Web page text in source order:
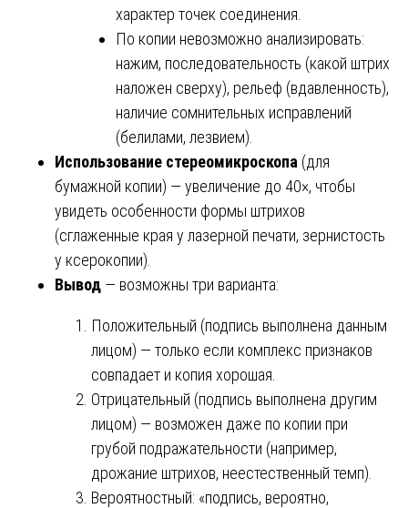
характер точек соединения.
По копии невозможно анализировать:
нажим, последовательность (какой штрих
наложен сверху), рельеф (вдавленность),
наличие сомнительных исправлений
(белилами, лезвием).
Использование стереомикроскопа (для
бумажной копии) — увеличение до 40×, чтобы
увидеть особенности формы штрихов
(сглаженные края у лазерной печати, зернистость
у ксерокопии).
Вывод — возможны три варианта:
Положительный (подпись выполнена данным
лицом) — только если комплекс признаков
совпадает и копия хорошая.
Отрицательный (подпись выполнена другим
лицом) — возможен даже по копии при
грубой подражательности (например,
дрожание штрихов, неестественный темп).
Вероятностный: «подпись, вероятно,